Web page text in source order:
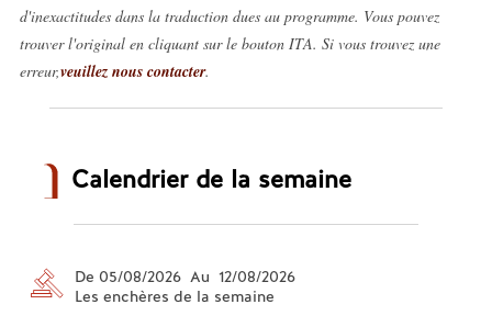
d'inexactitudes dans la traduction dues au programme. Vous pouvez
trouver l'original en cliquant sur le bouton ITA. Si vous trouvez une
erreur,veuillez nous contacter.
Calendrier de la semaine
De 05/08/2026 Au 12/08/2026
Les enchères de la semaine